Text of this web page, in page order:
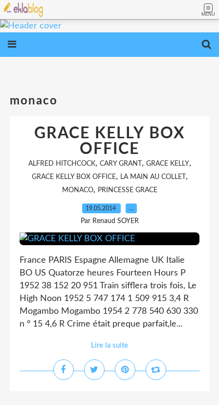
MENU
monaco
GRACE KELLY BOX
OFFICE
ALFRED HITCHCOCK, CARY GRANT , GRACE KELLY,
GRACE KELLY BOX OFFICE, LA MAIN AU COLLET ,
MONACO, PRINCESSE GRACE
19.05.2014 …
Par Renaud SOYER
France PARIS Espagne Allemagne UK Italie
BO US Quatorze heures Fourteen Hours P
1952 38 152 20 951 Train sifflera trois fois, Le
High Noon 1952 5 747 174 1 509 915 3,4 R
Mogambo Mogambo 1954 2 778 540 630 330
n ° 15 4,6 R Crime était preque parfait,le...
Lire la suite